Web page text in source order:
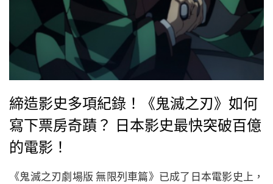
締造影史多項紀錄！《鬼滅之刃》如何
寫下票房奇蹟？ 日本影史最快突破百億
的電影！
《鬼滅之刃劇場版 無限列車篇》已成了日本電影史上，